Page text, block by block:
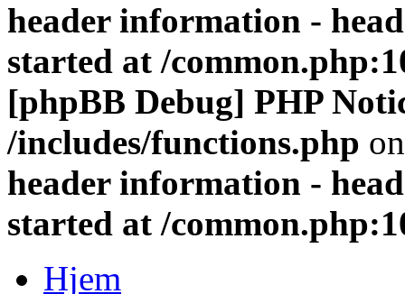
header information -
started at /
[phpBB Debug] PHP
/includes/functions.php
header information -
started at /
Hjem